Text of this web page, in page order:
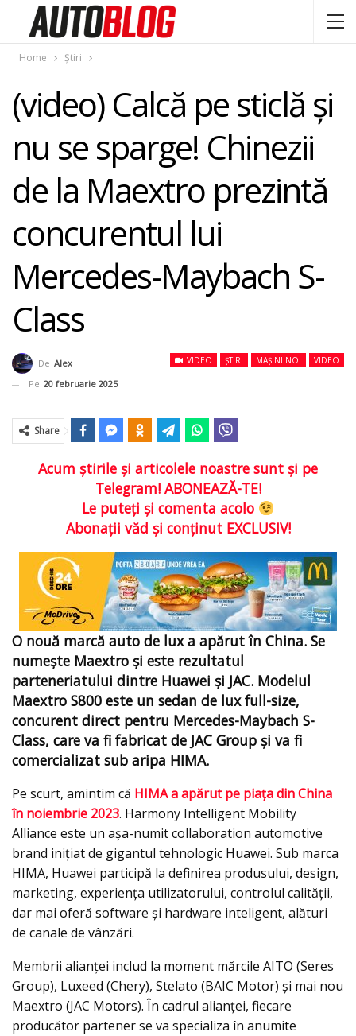
Home Știri
(video) Calcă pe sticlă și
nu se sparge! Chinezii
de la Maextro prezintă
concurentul lui
Mercedes-Maybach S-
Class
VIDEO ȘTIRI MAȘINI NOI VIDEO
De Alex
Pe 20 februarie 2025
Share
Acum ştirile şi articolele noastre sunt şi pe
Telegram! ABONEAZĂ-TE!
Le puteţi şi comenta acolo
Abonaţii văd şi conţinut EXCLUSIV!
O nouă marcă auto de lux a apărut în China. Se
numește Maextro și este rezultatul
parteneriatului dintre Huawei și JAC. Modelul
Maextro S800 este un sedan de lux full-size,
concurent direct pentru Mercedes-Maybach S-
Class, care va fi fabricat de JAC Group și va fi
comercializat sub aripa HIMA.
Pe scurt, amintim că HIMA a apărut pe piața din China
în noiembrie 2023. Harmony Intelligent Mobility
Alliance este un așa-numit collaboration automotive
brand inițiat de gigantul tehnologic Huawei. Sub marca
HIMA, Huawei participă la definirea produsului, design,
marketing, experiența utilizatorului, controlul calității,
dar mai oferă software și hardware inteligent, alături
de canale de vânzări.
Membrii alianței includ la moment mărcile AITO (Seres
Group), Luxeed (Chery), Stelato (BAIC Motor) și mai nou
Maextro (JAC Motors). În cadrul alianței, fiecare
producător partener se va specializa în anumite